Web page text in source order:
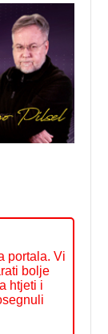
portala. Vi
bolje
htjeti i